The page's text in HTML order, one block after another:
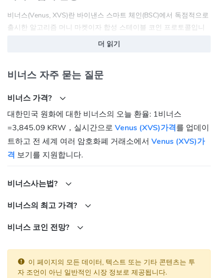
비너스(Venus, XVS)란 바이낸스 스마트 체인(BSC)에서 독점적으로
출시한 알고리즘 머니 마켓이자 합성 스테이블 코인 프로토콜입니
다. 이 프로토콜은 탈중앙화 금융(DeFi) 생태계에 사용이 간편한 가
거버넌스 토큰인 XVS를 통해 커뮤니티에 의해 완전히 통제되는 머
설립자 및 팀 할당 없이 공정한 출시 메커니즘을 통해 배포됩니다.
비너스기능 및 특징
바이낸스 스마트 체인 기반의 탈중앙화 금융(DeFi) 생태계에 사용되
는 비너스 프로토콜은 보더리스 스테이블 코인 대출자 및 차용자를
위한 탈중앙화 마켓 플레이스 구축을 목표로 합니다.
비너스발행처 및 발행 방식
비용이 아주 낮으며 이 프로토콜은 사용자가 비트코인(BTC), 리플
(XRP), 라이트코인(LTC) 등 가상자산의 대출 시장에 진입하고, 거의
다. - 비너스 프로토콜을 활용하여 유동성을 확보하는 고객은 신용
확인을 거치치 않고도 비너스 분산형 애플리케이션(DAPP)과 상호
작용해 빠르게 대출을 받을 수 있습니다. - 비너스 프로토콜은 시장
더 읽기
비너스 자주 묻는 질문
비너스 가격?
대한민국 원화에 대한 비너스의 오늘 환율: 1비너스
=3,845.09 KRW，실시간으로 Venus (XVS)가격를 업데이
트하고 전 세계 여러 암호화폐 거래소에서 Venus (XVS)가
격 보기를 지원합니다.
비너스사는법?
비너스의 최고 가격?
비너스 코인 전망?
이 페이지의 모든 데이터, 텍스트 또는 기타 콘텐츠는 투
자 조언이 아닌 일반적인 시장 정보로 제공됩니다.